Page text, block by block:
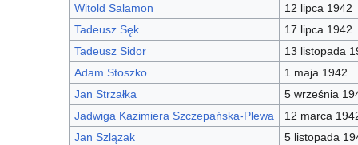
Witold Salamon
12 lipca 1942
Tadeusz Sęk
17 lipca 1942
Tadeusz Sidor
13 listopada
Adam Stoszko
1 maja 1942
Jan Strzałka
5 września
Jadwiga Kazimiera Szczepańska-Plewa
12 marca
Jan Szlązak
5 listopada